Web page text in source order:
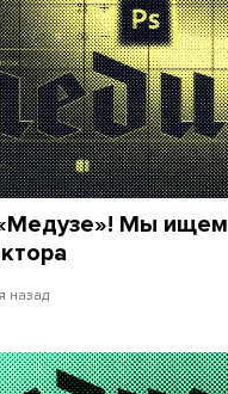
Мы ищем
назад